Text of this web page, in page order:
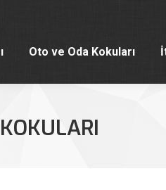
Oto ve Oda Kokuları